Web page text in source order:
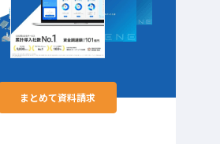
まとめて資料請求